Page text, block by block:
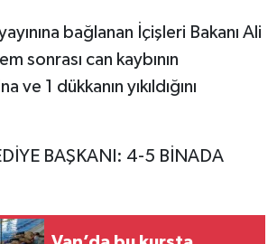
bağlanan İçişleri Bakanı Ali
sonrası can kaybının
ve 1 dükkanın yıkıldığını
BAŞKANI: 4-5 BİNADA